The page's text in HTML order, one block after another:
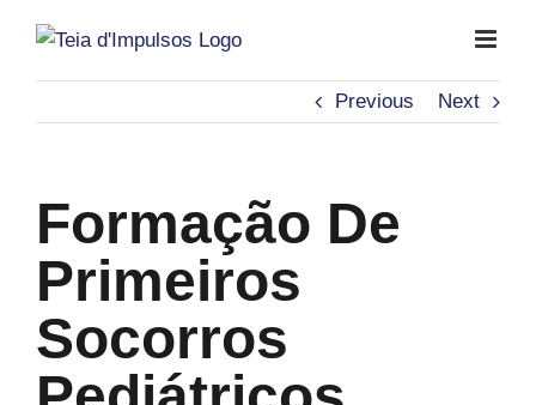
content
Previous
Next
Formação De
Primeiros
Socorros